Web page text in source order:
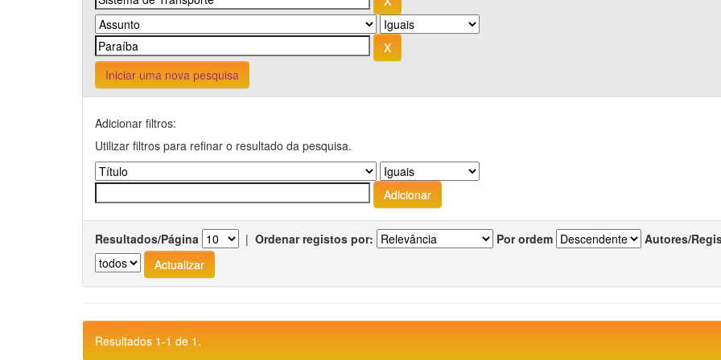
Iniciar uma nova pesquisa
Adicionar filtros:
Utilizar filtros para refinar o resultado da pesquisa.
Resultados/Página | Ordenar registos por: Por ordem Autores/
Resultados 1-1 de 1.